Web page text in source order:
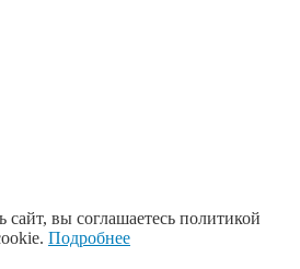
сайт, вы соглашаетесь политикой
Подробнее